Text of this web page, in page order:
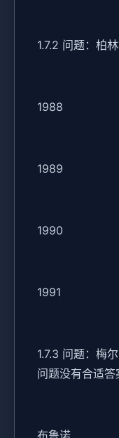
1.7.2 问题：柏
1988
1989
1990
1991
1.7.3 问题：梅
问题没有合适答